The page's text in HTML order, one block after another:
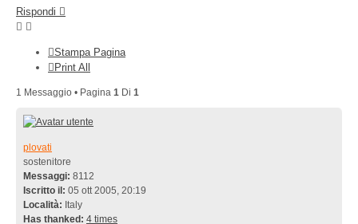
Rispondi
Stampa Pagina
Print All
1 Messaggio • Pagina 1 Di 1
plovati
sostenitore
Messaggi: 8112
Iscritto il: 05 ott 2005, 20:19
Località: Italy
Has thanked: 4 times